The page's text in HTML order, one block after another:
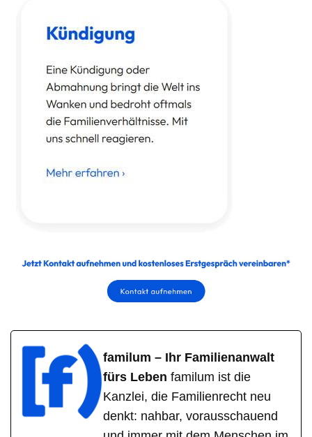
familum – Ihr Familienanwalt
fürs Leben familum ist die
Kanzlei, die Familienrecht neu
denkt: nahbar, vorausschauend